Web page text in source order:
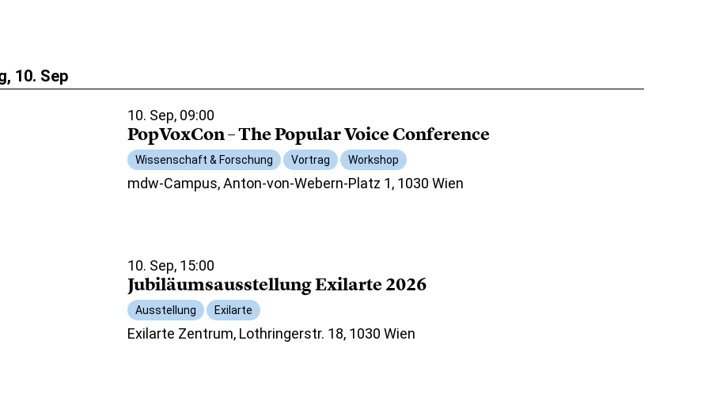
10. Sep
10. Sep, 09:00
PopVoxCon – The Popular Voice Conference
Wissenschaft & Forschung Vortrag Workshop
mdw-Campus, Anton-von-Webern-Platz 1, 1030 Wien
10. Sep, 15:00
Jubiläumsausstellung Exilarte 2026
Ausstellung Exilarte
Exilarte Zentrum, Lothringerstr. 18, 1030 Wien